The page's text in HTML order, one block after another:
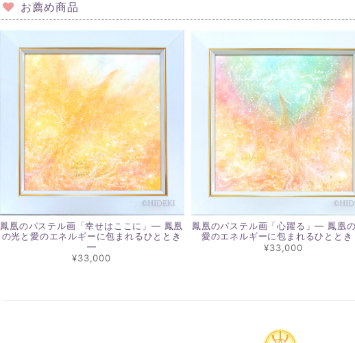
お薦め商品
鳳凰のパステル画「幸せはここに」― 鳳凰
の光と愛のエネルギーに包まれるひととき
―
¥33,000
鳳凰のパステル画「心躍る」― 鳳凰
愛のエネルギーに包まれるひとと
¥33,000